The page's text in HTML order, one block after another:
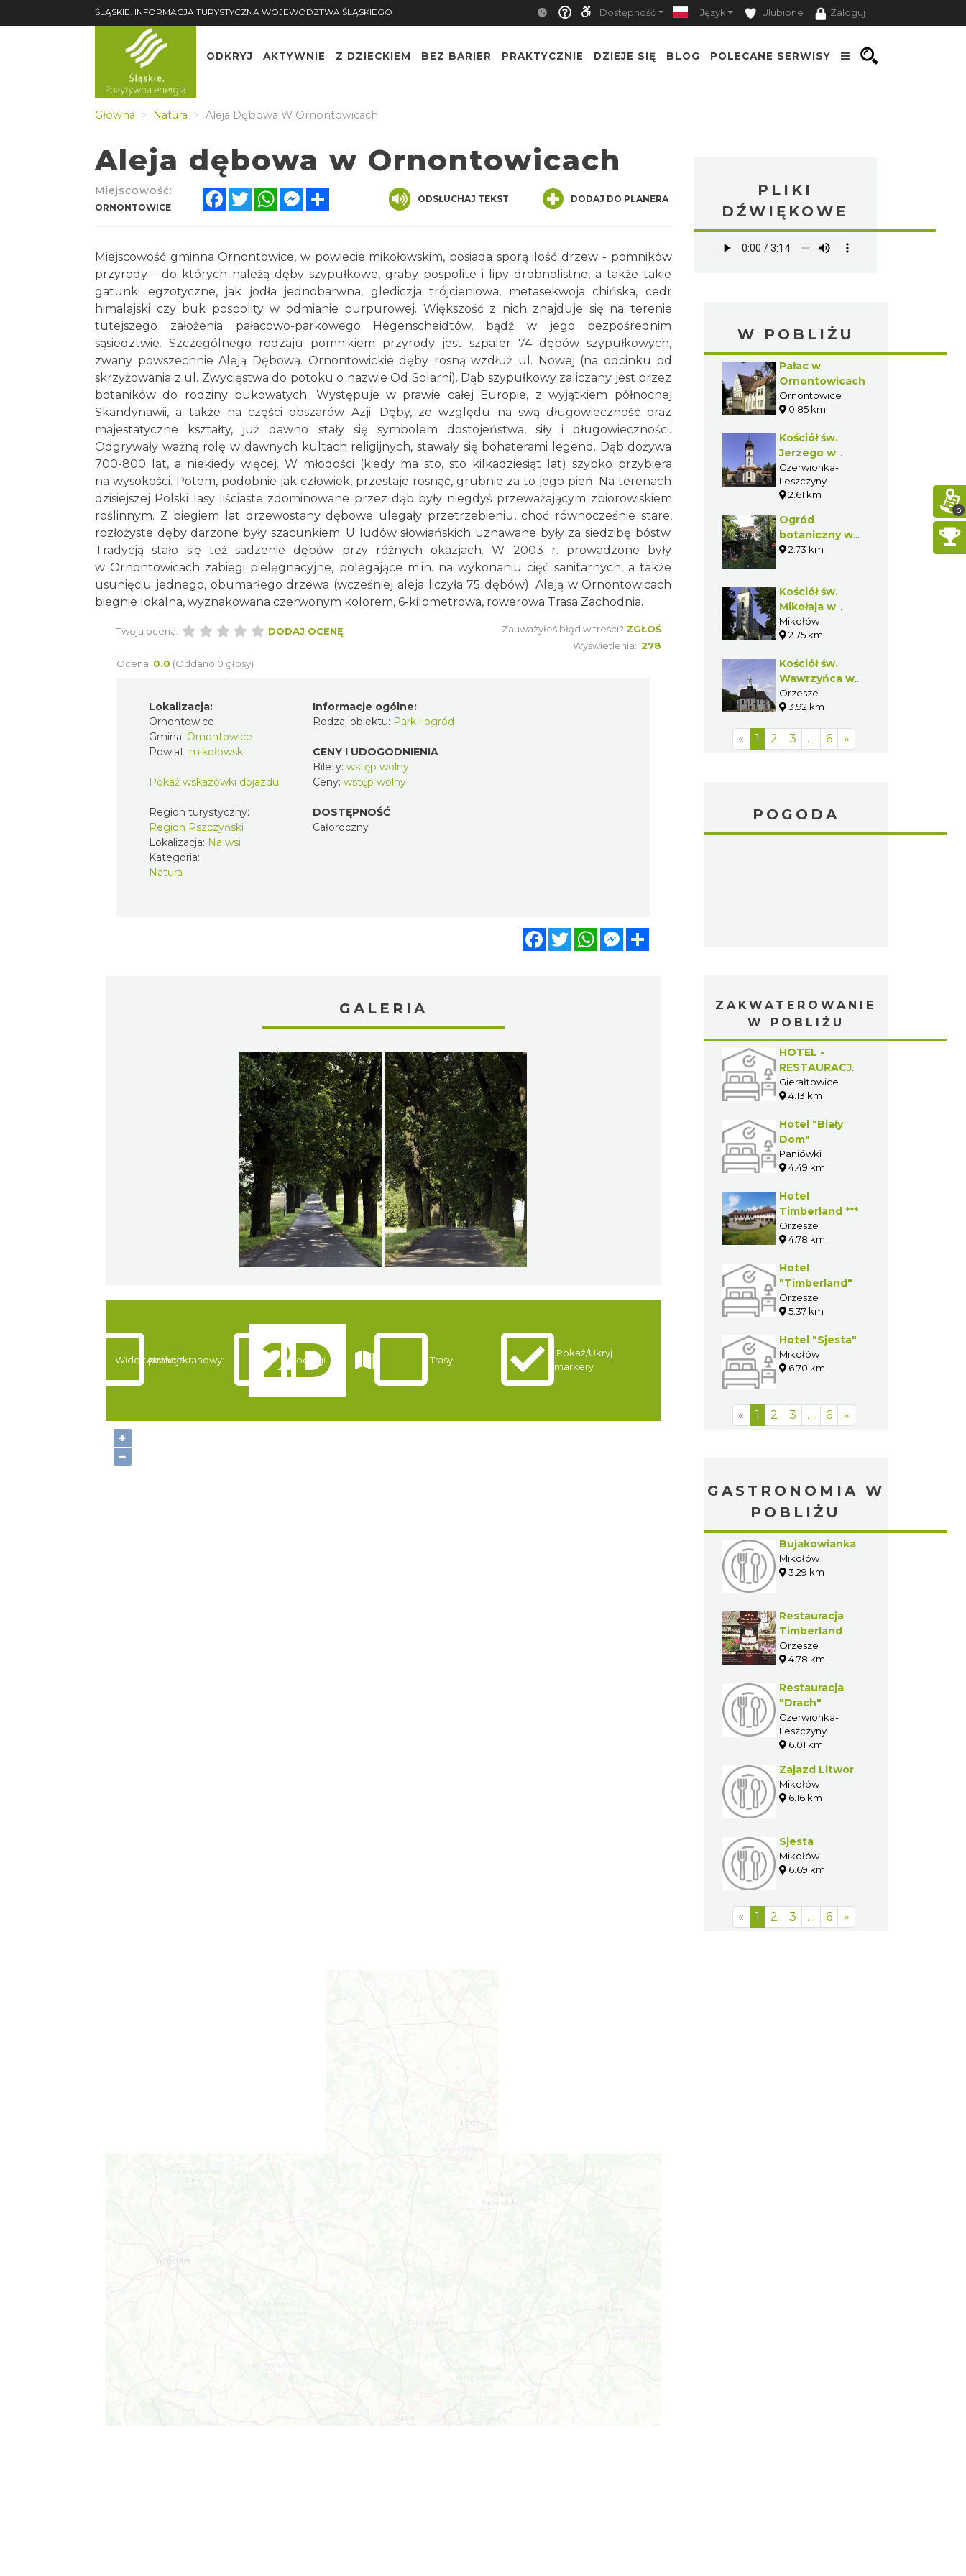
ŚLĄSKIE. INFORMACJA TURYSTYCZNA WOJEWÓDZTWA ŚLĄSKIEGO Dostępność Język Ulubione Zaloguj
ODKRYJ AKTYWNIE Z DZIECKIEM BEZ BARIER PRAKTYCZNIE DZIEJE SIĘ BLOG POLECANE SERWISY
Główna Natura Aleja Dębowa W Ornontowicach
Aleja dębowa w Ornontowicach
Miejscowość:
ORNONTOWICE
FacebookTwitterWhatsAppMessenger ODSŁUCHAJ TEKST DODAJ DO PLANERA
Miejscowość gminna Ornontowice, w powiecie mikołowskim, posiada sporą ilość drzew - pomników
przyrody - do których należą dęby szypułkowe, graby pospolite i lipy drobnolistne, a także takie
gatunki egzotyczne, jak jodła jednobarwna, glediczja trójcieniowa, metasekwoja chińska, cedr
himalajski czy buk pospolity w odmianie purpurowej. Większość z nich znajduje się na terenie
tutejszego założenia pałacowo-parkowego Hegenscheidtów, bądź w jego bezpośrednim
sąsiedztwie. Szczególnego rodzaju pomnikiem przyrody jest szpaler 74 dębów szypułkowych,
zwany powszechnie Aleją Dębową. Ornontowickie dęby rosną wzdłuż ul. Nowej (na odcinku od
skrzyżowania z ul. Zwycięstwa do potoku o nazwie Od Solarni). Dąb szypułkowy zaliczany jest przez
botaników do rodziny bukowatych. Występuje w prawie całej Europie, z wyjątkiem północnej
Skandynawii, a także na części obszarów Azji. Dęby, ze względu na swą długowieczność oraz
majestatyczne kształty, już dawno stały się symbolem dostojeństwa, siły i długowieczności.
Odgrywały ważną rolę w dawnych kultach religijnych, stawały się bohaterami legend. Dąb dożywa
700-800 lat, a niekiedy więcej. W młodości (kiedy ma sto, sto kilkadziesiąt lat) szybko przybiera
na wysokości. Potem, podobnie jak człowiek, przestaje rosnąć, grubnie za to jego pień. Na terenach
dzisiejszej Polski lasy liściaste zdominowane przez dąb były niegdyś przeważającym zbiorowiskiem
roślinnym. Z biegiem lat drzewostany dębowe ulegały przetrzebieniu, choć równocześnie stare,
rozłożyste dęby darzone były szacunkiem. U ludów słowiańskich uznawane były za siedzibę bóstw.
Tradycją stało się też sadzenie dębów przy różnych okazjach. W 2003 r. prowadzone były
w Ornontowicach zabiegi pielęgnacyjne, polegające m.in. na wykonaniu cięć sanitarnych, a także
usunięciu jednego, obumarłego drzewa (wcześniej aleja liczyła 75 dębów). Aleją w Ornontowicach
biegnie lokalna, wyznakowana czerwonym kolorem, 6-kilometrowa, rowerowa Trasa Zachodnia.
Twoja ocena: DODAJ OCENĘ
Ocena: 0.0 (Oddano 0 głosy)
Zauważyłeś błąd w treści? ZGŁOŚ
Wyświetlenia: 278
Lokalizacja:
Ornontowice
Gmina: Ornontowice
Powiat: mikołowski
Pokaż wskazówki dojazdu
Region turystyczny:
Region Pszczyński
Lokalizacja: Na wsi
Kategoria:
Natura
Informacje ogólne:
Rodzaj obiektu: Park i ogród
CENY I UDOGODNIENIA
Bilety: wstęp wolny
Ceny: wstęp wolny
DOSTĘPNOŚĆ
Całoroczny
FacebookTwitterWhatsAppMessenger
GALERIA
+
−
Widok pełnoekranowy:
Atrakcje Noclegi Trasy
Pokaż/Ukryj
markery
PLIKI
DŹWIĘKOWE
W POBLIŻU
Pałac w
Ornontowicach
Ornontowice
0.85 km
Kościół św.
Jerzego w
Dębieńsku
Czerwionka-
Leszczyny
2.61 km
Ogród
botaniczny w
Bujakowie
2.73 km
Kościół św.
Mikołaja w
Bujakowie
Mikołów
2.75 km
Kościół św.
Wawrzyńca w
Orzeszu
Orzesze
3.92 km
« 1 2 3 … 6 »
POGODA
ZAKWATEROWANIE
W POBLIŻU
HOTEL -
RESTAURACJA
SZMARAGDOWA
Gierałtowice
4.13 km
Hotel "Biały
Dom"
Paniówki
4.49 km
Hotel
Timberland ***
Orzesze
4.78 km
Hotel
"Timberland"
Orzesze
5.37 km
Hotel "Sjesta"
Mikołów
6.70 km
« 1 2 3 … 6 »
GASTRONOMIA W
POBLIŻU
Bujakowianka
Mikołów
3.29 km
Restauracja
Timberland
Orzesze
4.78 km
Restauracja
"Drach"
Czerwionka-
Leszczyny
6.01 km
Zajazd Litwor
Mikołów
6.16 km
Sjesta
Mikołów
6.69 km
« 1 2 3 … 6 »
0